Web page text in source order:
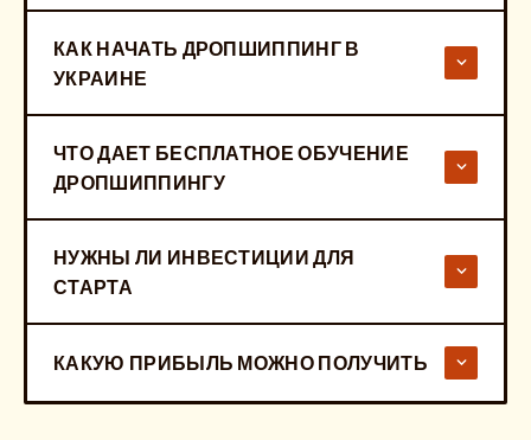
КАК НАЧАТЬ ДРОПШИППИНГ В
УКРАИНЕ
ЧТО ДАЕТ БЕСПЛАТНОЕ ОБУЧЕНИЕ
ДРОПШИППИНГУ
НУЖНЫ ЛИ ИНВЕСТИЦИИ ДЛЯ
СТАРТА
КАКУЮ ПРИБЫЛЬ МОЖНО ПОЛУЧИТЬ